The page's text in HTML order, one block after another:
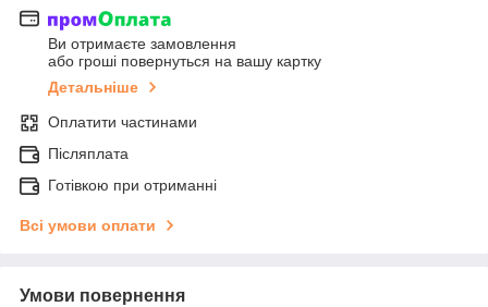
Ви отримаєте замовлення
або гроші повернуться на вашу картку
Детальніше
Оплатити частинами
Післяплата
Готівкою при отриманні
Всі умови оплати
Умови повернення